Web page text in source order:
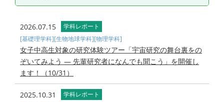
2026.07.15
学科レポート
[基礎理学科][生物地球学科][物理学科]
女子中高生対象の研究体験ツアー「宇宙研究の舞台裏をの
ぞいてみよう ― 先輩研究者になんでも聞こう」を開催し
ます！（10/31）
2025.10.31
学科レポート